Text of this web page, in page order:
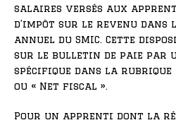
salaires versés aux
d’impôt sur le revenu
annuel du SMIC. Cette
sur le bulletin de paie par
spécifique dans la rubrique
ou « Net fiscal ».
Pour un apprenti dont la